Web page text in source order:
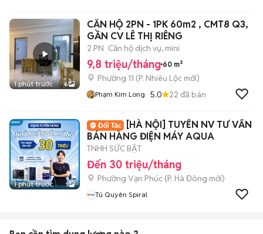
1 phút trước 6
CĂN HỘ 2PN - 1PK 60m2 , CMT8 Q3,
GẦN CV LÊ THỊ RIÊNG
2 PN Căn hộ dịch vụ, mini
9,8 triệu/tháng 60 m²
Phường 11 (P. Nhiêu Lộc mới)
Phạm Kim Long 5.0 22 đã bán
1 phút trước 1
[HÀ NỘI] TUYỂN NV TƯ VẤN
BÁN HÀNG ĐIỆN MÁY AQUA
TNHH SỨC BẬT
Đến 30 triệu/tháng
Phường Vạn Phúc (P. Hà Đông mới)
Tú Quyên Spiral